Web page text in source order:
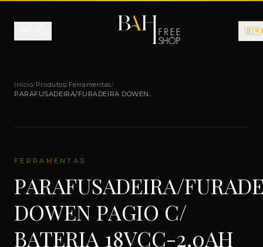
🇧🇷
Início/Produtos/Ferramentas/
PARAFUSADEIRA/FURADEIRA DOWEN
FERRAMENTAS
PARAFUSADEIRA/
DOWEN PAGIO C/
BATERIA 18VCC-2,0AH